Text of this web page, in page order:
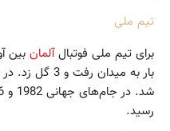
تیم ملی
برای تیم ملی فوتبالآلمان
رسید.